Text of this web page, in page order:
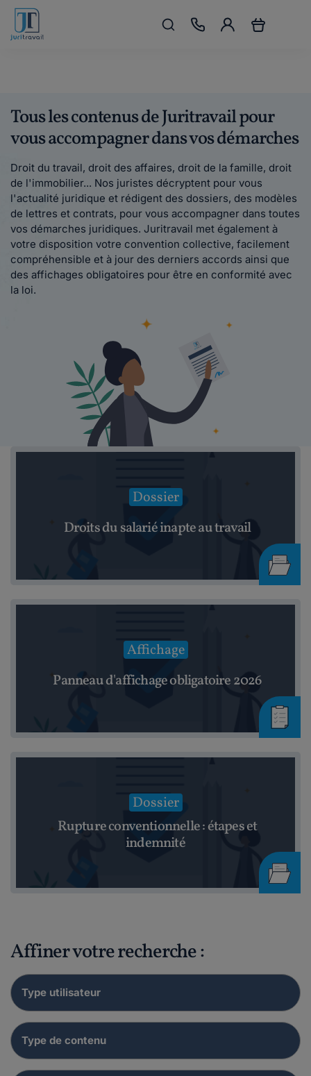
Tous les contenus de Juritravail pour
vous accompagner dans vos démarches
Droit du travail, droit des affaires, droit de la famille, droit
de l'immobilier... Nos juristes décryptent pour vous
l'actualité juridique et rédigent des dossiers, des modèles
de lettres et contrats, pour vous accompagner dans toutes
vos démarches juridiques. Juritravail met également à
votre disposition votre convention collective, facilement
compréhensible et à jour des derniers accords ainsi que
des affichages obligatoires pour être en conformité avec
la loi.
Dossier
Droits du salarié inapte au travail
Affichage
Panneau d'affichage obligatoire 2026
Dossier
Rupture conventionnelle : étapes et
indemnité
Affiner votre recherche :